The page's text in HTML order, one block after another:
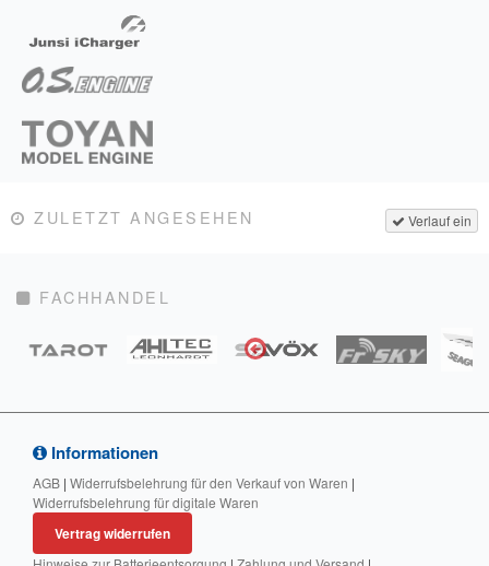
Verlauf ein
ZULETZT ANGESEHEN
FACHHANDEL
Informationen
AGB | Widerrufsbelehrung für den Verkauf von Waren |
Widerrufsbelehrung für digitale Waren
Vertrag widerrufen